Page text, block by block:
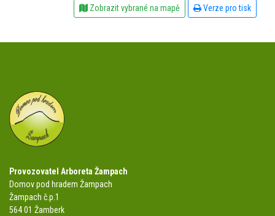
Zobrazit vybrané na mapě Verze pro tisk
Provozovatel Arboreta Žampach
Domov pod hradem Žampach
Žampach č.p.1
564 01 Žamberk